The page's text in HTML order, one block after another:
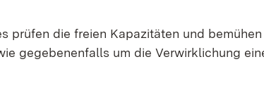
prüfen die freien Kapazitäten und
gegebenenfalls um die Verwirklichung